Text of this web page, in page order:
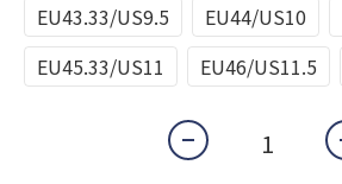
EU43.33/US9.5
EU44/US10
EU45.33/US11
EU46/US11.5